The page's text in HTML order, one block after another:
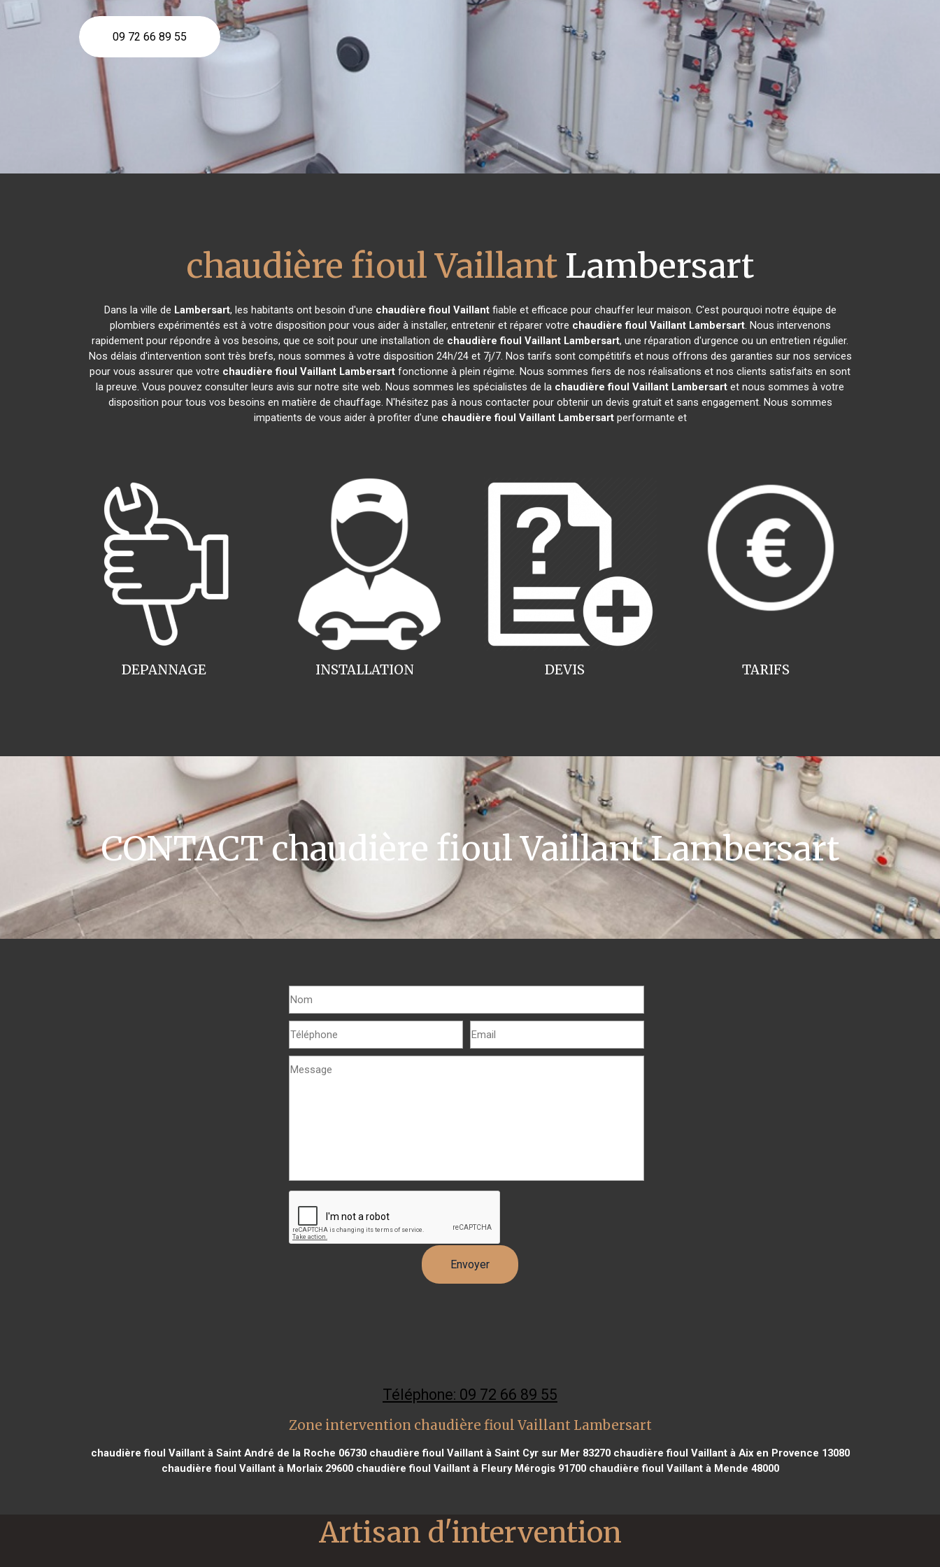
09 72 66 89 55
chaudière fioul Vaillant Lambersart
Dans la ville de Lambersart, les habitants ont besoin d'une chaudière fioul Vaillantfiable et efficace pour chauffer leur maison. C'est pourquoi notre équipe de
plombiers expérimentés est à votre disposition pour vous aider à installer, entretenir et réparer votre chaudière fioul Vaillant Lambersart. Nous intervenons
rapidement pour répondre à vos besoins, que ce soit pour une installation de chaudière fioul Vaillant Lambersart, une réparation d'urgence ou un entretien régulier.
Nos délais d'intervention sont très brefs, nous sommes à votre disposition 24h/24 et 7j/7. Nos tarifs sont compétitifs et nous offrons des garanties sur nos services
pour vous assurer que votre chaudière fioul Vaillant Lambersart fonctionne à plein régime. Nous sommes fiers de nos réalisations et nos clients satisfaits en sont
la preuve. Vous pouvez consulter leurs avis sur notre site web. Nous sommes les spécialistes de la chaudière fioul Vaillant Lambersart et nous sommes à votre
disposition pour tous vos besoins en matière de chauffage. N'hésitez pas à nous contacter pour obtenir un devis gratuit et sans engagement. Nous sommes
impatients de vous aider à profiter d'une chaudière fioul Vaillant Lambersartperformante et
INSTALLATION
DEPANNAGE TARIFS
DEVIS
CONTACT chaudière fioul Vaillant Lambersart
Téléphone: 09 72 66 89 55
Zone intervention chaudière fioul Vaillant Lambersart
chaudière fioul Vaillant à Saint André de la Roche 06730chaudière fioul Vaillant à Saint Cyr sur Mer 83270chaudière fioul Vaillant à Aix en Provence 13080
chaudière fioul Vaillant à Morlaix 29600chaudière fioul Vaillant à Fleury Mérogis 91700chaudière fioul Vaillant à Mende 48000
Artisan d'intervention